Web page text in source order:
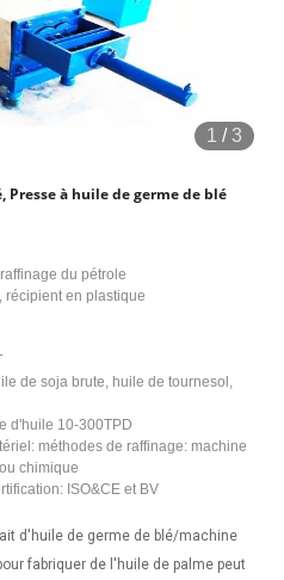
1 /3
Presse à huile de germe de blé
du pétrole
récipient en plastique
de soja brute, huile de tournesol,
d'huile 10-300TPD
méthodes de raffinage: machine
chimique
ISO&CE et BV
d'huile de germe de blé/machine
fabriquer de l'huile de palme peut